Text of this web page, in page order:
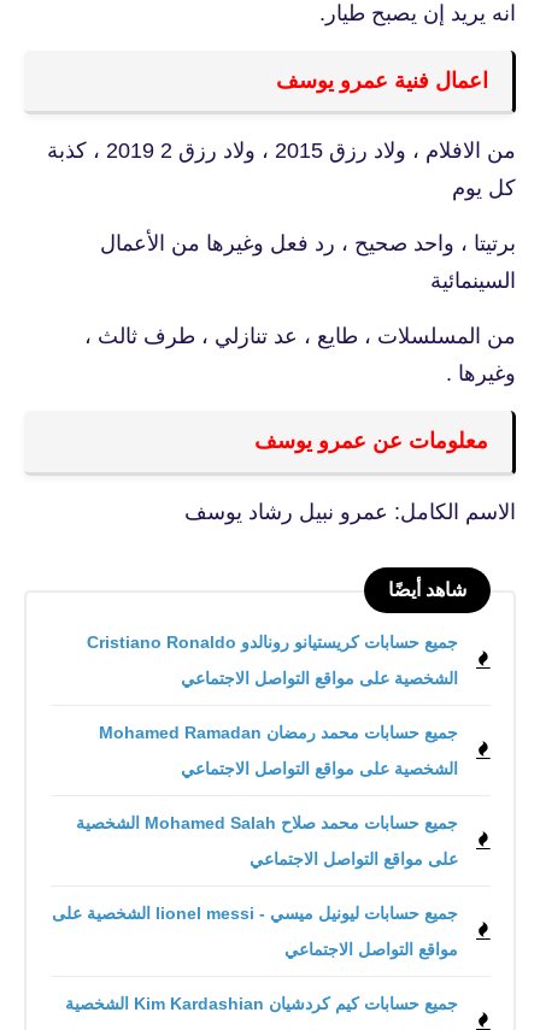
انه يريد إن يصبح طيار.
اعمال فنية عمرو يوسف
من الافلام ، ولاد رزق 2015 ، ولاد رزق 2 2019 ، كذبة
كل يوم
برتيتا ، واحد صحيح ، رد فعل وغيرها من الأعمال
السينمائية
من المسلسلات ، طايع ، عد تنازلي ، طرف ثالث ،
وغيرها .
معلومات عن عمرو يوسف
الاسم الكامل: عمرو نبيل رشاد يوسف
شاهد أيضًا
جميع حسابات كريستيانو رونالدو Cristiano Ronaldo
الشخصية على مواقع التواصل الاجتماعي
جميع حسابات محمد رمضان Mohamed Ramadan
الشخصية على مواقع التواصل الاجتماعي
جميع حسابات محمد صلاح Mohamed Salah الشخصية
على مواقع التواصل الاجتماعي
جميع حسابات ليونيل ميسي - lionel messi الشخصية على
مواقع التواصل الاجتماعي
جميع حسابات كيم كردشيان Kim Kardashian الشخصية